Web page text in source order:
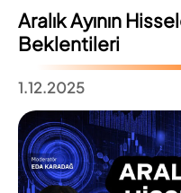
Aralık Ayının
Beklentileri
1.12.2025